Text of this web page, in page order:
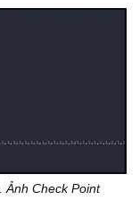
Ảnh Check Point